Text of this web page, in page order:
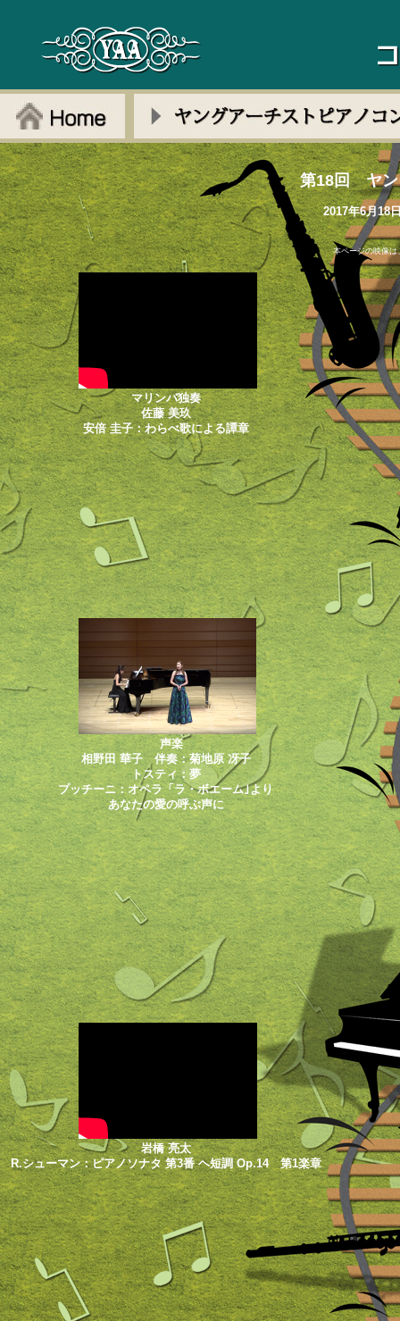
第18回 ヤン
2017年6月18
本ページの映像は
マリンバ独奏
佐藤 美玖
安倍 圭子：わらべ歌による譚章
声楽
相野田 華子 伴奏：菊地原 冴子
トスティ：夢
プッチーニ：オペラ「ラ・ボエーム｣より
あなたの愛の呼ぶ声に
岩橋 亮太
R.シューマン：ピアノソナタ 第3番 ヘ短調 Op.14 第1楽章